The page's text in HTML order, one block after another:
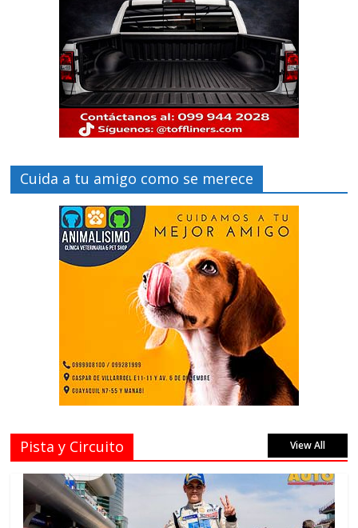
Cuida a tu amigo como se merece
Pista y Circuito View All